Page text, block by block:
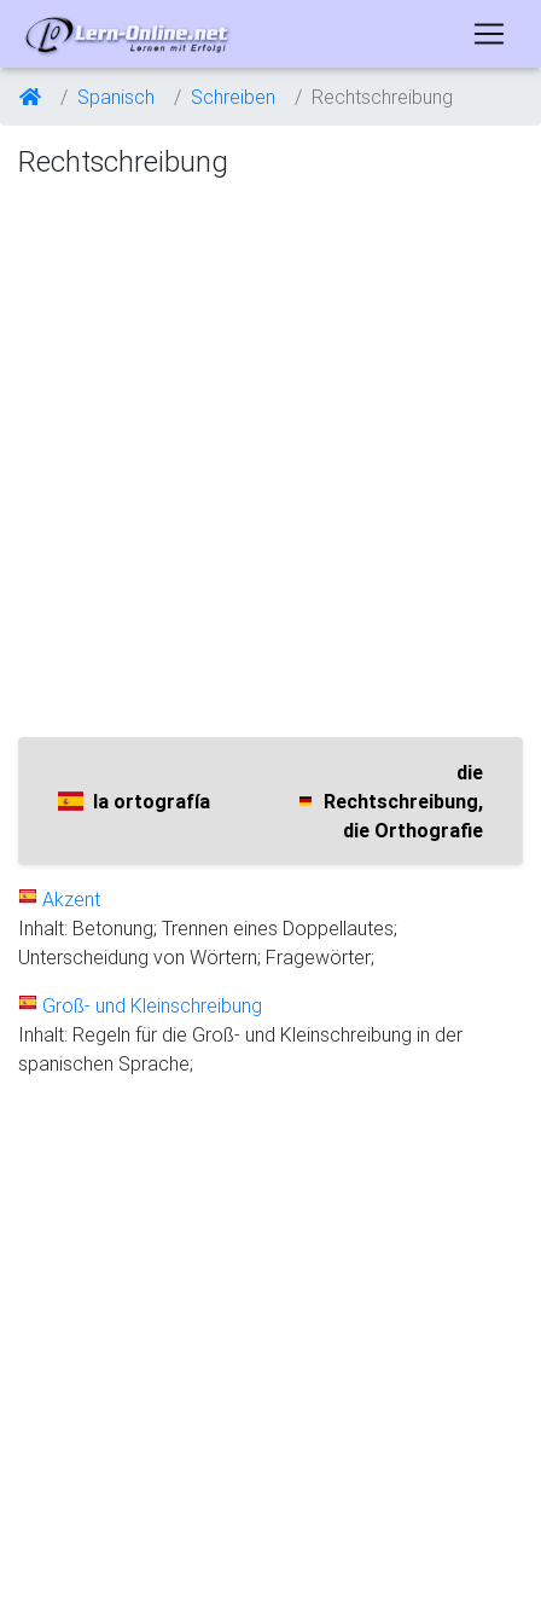
Spanisch Schreiben Rechtschreibung
Rechtschreibung
la ortografía
die
Rechtschreibung,
die Orthografie
Akzent
Inhalt: Betonung; Trennen eines Doppellautes;
Unterscheidung von Wörtern; Fragewörter;
Groß- und Kleinschreibung
Inhalt: Regeln für die Groß- und Kleinschreibung in der
spanischen Sprache;